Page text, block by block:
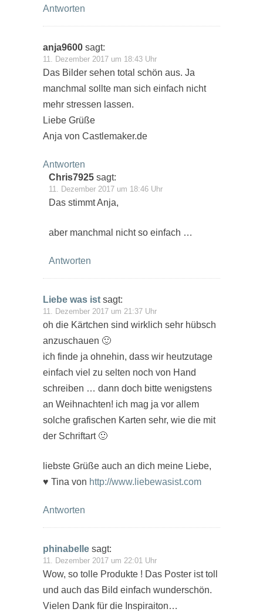
Antworten
anja9600 sagt:
11. Dezember 2017 um 18:43 Uhr
Das Bilder sehen total schön aus. Ja
manchmal sollte man sich einfach nicht
mehr stressen lassen.
Liebe Grüße
Anja von Castlemaker.de
Antworten
Chris7925 sagt:
11. Dezember 2017 um 18:46 Uhr
Das stimmt Anja,
aber manchmal nicht so einfach …
Antworten
Liebe was ist sagt:
11. Dezember 2017 um 21:37 Uhr
oh die Kärtchen sind wirklich sehr hübsch
anzuschauen 🙂
ich finde ja ohnehin, dass wir heutzutage
einfach viel zu selten noch von Hand
schreiben … dann doch bitte wenigstens
an Weihnachten! ich mag ja vor allem
solche grafischen Karten sehr, wie die mit
der Schriftart 🙂
liebste Grüße auch an dich meine Liebe,
♥ Tina von http://www.liebewasist.com
Antworten
phinabelle sagt:
11. Dezember 2017 um 22:01 Uhr
Wow, so tolle Produkte ! Das Poster ist toll
und auch das Bild einfach wunderschön.
Vielen Dank für die Inspiraiton…